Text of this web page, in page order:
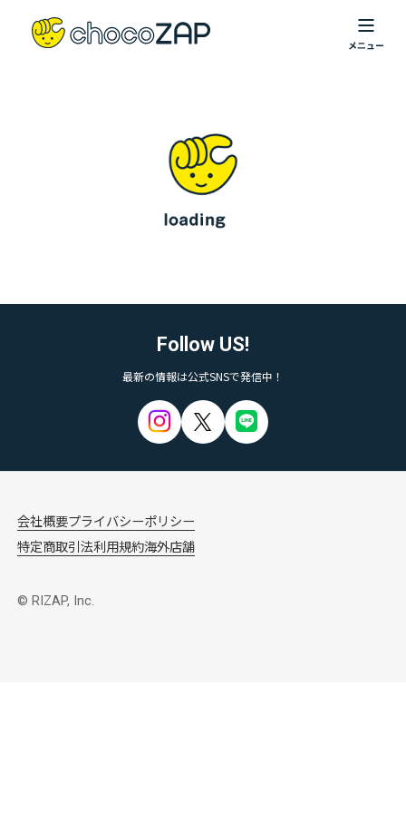
Follow US!
最新の情報は公式SNSで発信中！
会社概要プライバシーポリシー
特定商取引法利用規約海外店舗
© RIZAP, Inc.